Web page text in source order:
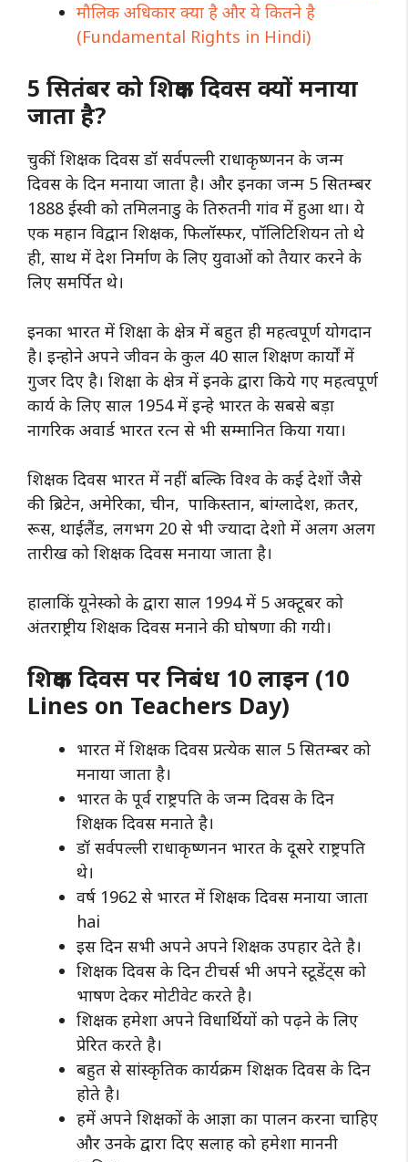
मौलिक अधिकार क्या है और ये कितने है
(Fundamental Rights in Hindi)
5 सितंबर को शिक्षक दिवस क्यों मनाया
जाता है?
चुकीं शिक्षक दिवस डॉ सर्वपल्ली राधाकृष्णनन के जन्म
दिवस के दिन मनाया जाता है। और इनका जन्म 5 सितम्बर
1888 ईस्वी को तमिलनाडु के तिरुतनी गांव में हुआ था। ये
एक महान विद्वान शिक्षक, फिलॉस्फर, पॉलिटिशियन तो थे
ही, साथ में देश निर्माण के लिए युवाओं को तैयार करने के
लिए समर्पित थे।
इनका भारत में शिक्षा के क्षेत्र में बहुत ही महत्वपूर्ण योगदान
है। इन्होने अपने जीवन के कुल 40 साल शिक्षण कार्यों में
गुजर दिए है। शिक्षा के क्षेत्र में इनके द्वारा किये गए महत्वपूर्ण
कार्य के लिए साल 1954 में इन्हे भारत के सबसे बड़ा
नागरिक अवार्ड भारत रत्न से भी सम्मानित किया गया।
शिक्षक दिवसभारत में नहीं बल्कि विश्व के कई देशों जैसे
की ब्रिटेन, अमेरिका, चीन, पाकिस्तान, बांग्लादेश, क़तर,
रूस, थाईलैंड, लगभग 20 से भी ज्यादा देशो में अलग अलग
तारीख को शिक्षक दिवस मनाया जाता है।
हालाकिं यूनेस्को के द्वारा साल 1994 में 5 अक्टूबर को
अंतराष्ट्रीय शिक्षक दिवस मनाने की घोषणा की गयी।
शिक्षक दिवस पर निबंध 10 लाइन (10
Lines on Teachers Day)
भारत में शिक्षक दिवस प्रत्येक साल 5 सितम्बर को
मनाया जाता है।
भारत के पूर्व राष्ट्रपति के जन्म दिवस के दिन
शिक्षक दिवस मनाते है।
डॉ सर्वपल्ली राधाकृष्णनन भारत के दूसरे राष्ट्रपति
थे।
वर्ष 1962 से भारत में शिक्षक दिवस मनाया जाता
hai
इस दिन सभी अपने अपने शिक्षक उपहार देते है।
शिक्षक दिवस के दिन टीचर्स भी अपने स्टूडेंट्स को
भाषण देकर मोटीवेट करते है।
शिक्षक हमेशा अपने विधार्थियों को पढ़ने के लिए
प्रेरित करते है।
बहुत से सांस्कृतिक कार्यक्रम शिक्षक दिवस के दिन
होते है।
हमें अपने शिक्षकों के आज्ञा का पालन करना चाहिए
और उनके द्वारा दिए सलाह को हमेशा माननी